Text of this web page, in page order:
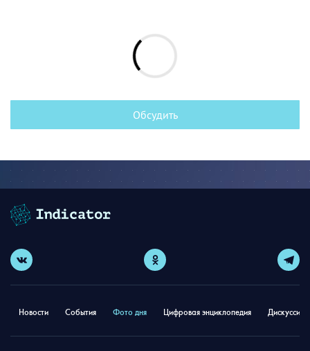
Обсудить
Новости События Фото дня Цифровая энциклопедия